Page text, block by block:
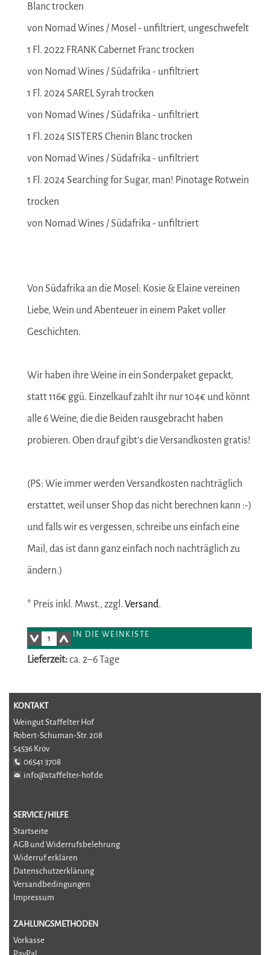
Blanc trocken
von Nomad Wines / Mosel - unfiltriert, ungeschwefelt
1 Fl. 2022 FRANK Cabernet Franc trocken
von Nomad Wines / Südafrika - unfiltriert
1 Fl. 2024 SAREL Syrah trocken
von Nomad Wines / Südafrika - unfiltriert
1 Fl. 2024 SISTERS Chenin Blanc trocken
von Nomad Wines / Südafrika - unfiltriert
1 Fl. 2024 Searching for Sugar, man! Pinotage Rotwein
trocken
von Nomad Wines / Südafrika - unfiltriert
Von Südafrika an die Mosel: Kosie & Elaine vereinen
Liebe, Wein und Abenteuer in einem Paket voller
Geschichten.
Wir haben ihre Weine in ein Sonderpaket gepackt,
statt 116€ ggü. Einzelkauf zahlt ihr nur 104€ und könnt
alle 6 Weine, die die Beiden rausgebracht haben
probieren. Oben drauf gibt’s die Versandkosten gratis!
(PS: Wie immer werden Versandkosten nachträglich
erstattet, weil unser Shop das nicht berechnen kann :-)
und falls wir es vergessen, schreibe uns einfach eine
Mail, das ist dann ganz einfach noch nachträglich zu
ändern.)
* Preis inkl. Mwst., zzgl. Versand.
IN DIE WEINKISTE
Lieferzeit:ca. 2–6 Tage
KONTAKT
Weingut Staffelter Hof
Robert-Schuman-Str. 208
54536 Kröv
06541 3708
info@staffelter-hof.de
SERVICE / HILFE
Startseite
AGB und Widerrufsbelehrung
Widerruf erklären
Datenschutzerklärung
Versandbedingungen
Impressum
ZAHLUNGSMETHODEN
Vorkasse